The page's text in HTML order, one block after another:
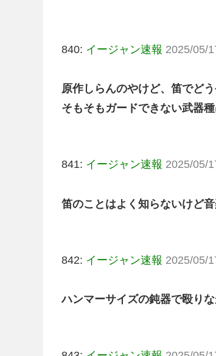
840: イージャン速報 2025/05/
原作しらんのやけど、笛でど
そもそもガードできない武器
841: イージャン速報 2025/05/
笛のことはよく知らないけど
842: イージャン速報 2025/05/
ハンマーサイズの鈍器で殴り